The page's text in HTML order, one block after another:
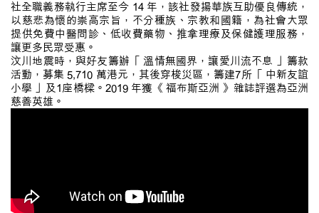
社全職義務執行主席至今 14 年，該社發揚華族互助優良傳統，
以慈悲為懷的崇高宗旨，不分種族、宗教和國籍，為社會大眾
提供免費中醫問診、低收費藥物、推拿理療及保健護理服務，
讓更多民眾受惠。
汶川地震時，與好友籌辦「 溫情無國界，讓愛川流不息 」籌款
活動，募集 5,710 萬港元，其後穿梭災區，籌建7所「 中新友誼
小學 」及1座橋樑。2019 年獲《 福布斯亞洲 》雜誌評選為亞洲
慈善英雄。